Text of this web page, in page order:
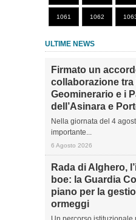
1061 1062
ULTIME NEWS
Firmato un
collaborazione tra
Geominerario e i
dell’Asinara e
Nella giornata del 4
importante...
6 Agosto 2026
Rada di Alghero,
boe: la Guardia
piano per la
ormeggi